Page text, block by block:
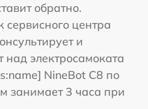
обратно.
сервисного центра
и
над электросамоката
NineBot C8 по
занимает 3 часа при